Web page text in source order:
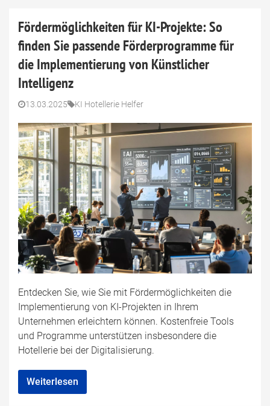
Fördermöglichkeiten für KI-Projekte: So
finden Sie passende Förderprogramme für
die Implementierung von Künstlicher
Intelligenz
13.03.2025 KI Hotellerie Helfer
Entdecken Sie, wie Sie mit Fördermöglichkeiten die
Implementierung von KI-Projekten in Ihrem
Unternehmen erleichtern können. Kostenfreie Tools
und Programme unterstützen insbesondere die
Hotellerie bei der Digitalisierung.
Weiterlesen